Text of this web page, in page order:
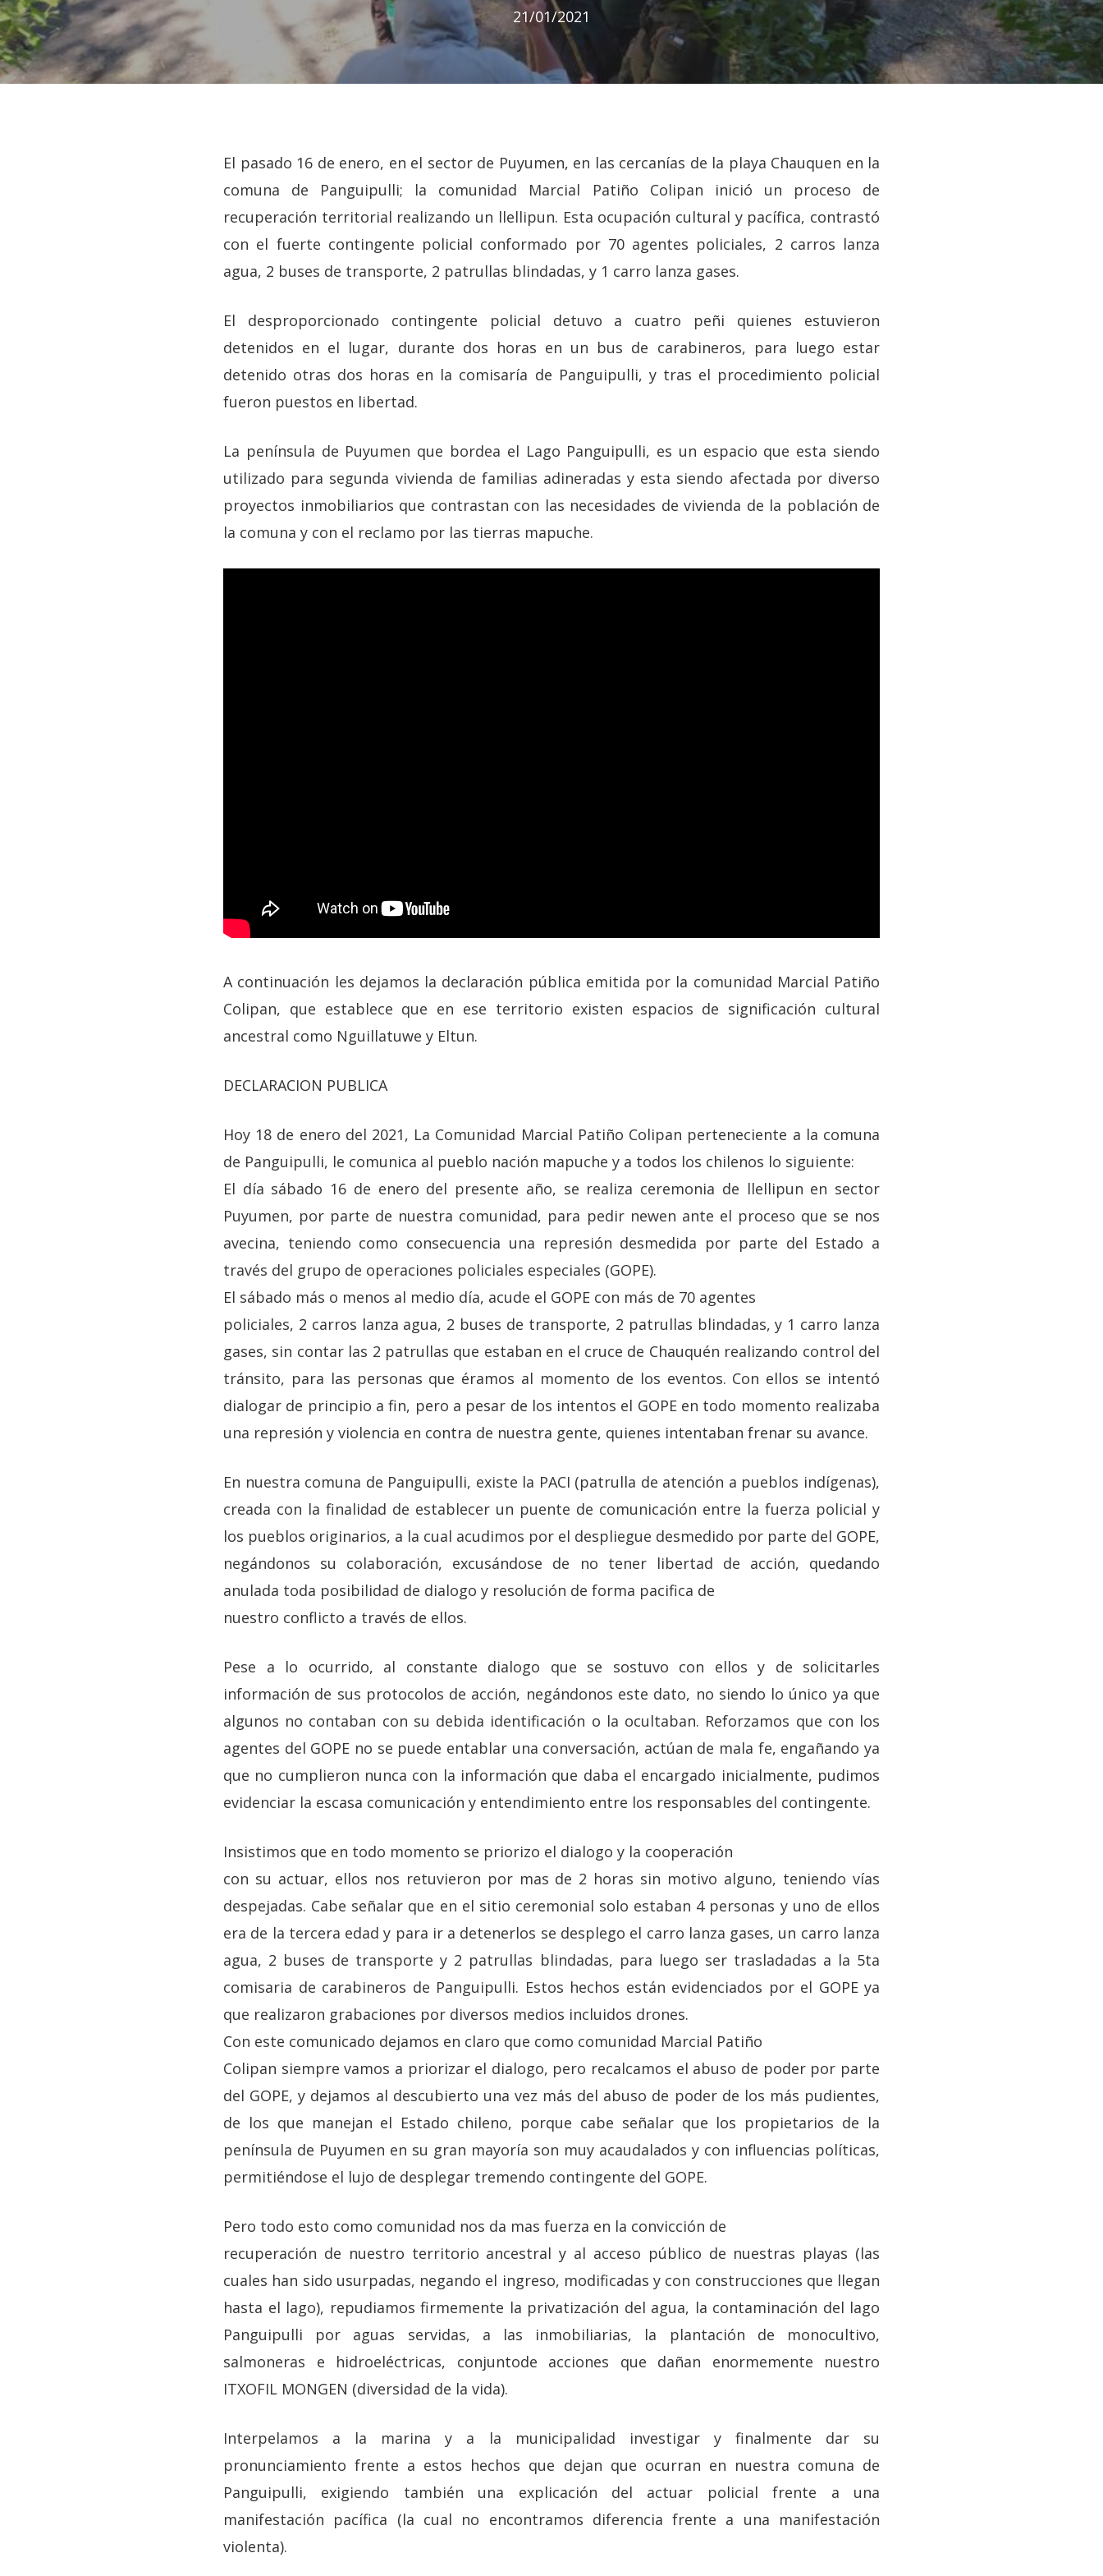
Hit enter to search or ESC to close
21/01/2021
El pasado 16 de enero, en el sector de Puyumen, en las cercanías de la playa Chauquen en la
comuna de Panguipulli; la comunidad Marcial Patiño Colipan inició un proceso de
recuperación territorial realizando un llellipun. Esta ocupación cultural y pacífica, contrastó
con el fuerte contingente policial conformado por 70 agentes policiales, 2 carros lanza
agua, 2 buses de transporte, 2 patrullas blindadas, y 1 carro lanza gases.
El desproporcionado contingente policial detuvo a cuatro peñi quienes estuvieron
detenidos en el lugar, durante dos horas en un bus de carabineros, para luego estar
detenido otras dos horas en la comisaría de Panguipulli, y tras el procedimiento policial
fueron puestos en libertad.
La península de Puyumen que bordea el Lago Panguipulli, es un espacio que esta siendo
utilizado para segunda vivienda de familias adineradas y esta siendo afectada por diverso
proyectos inmobiliarios que contrastan con las necesidades de vivienda de la población de
la comuna y con el reclamo por las tierras mapuche.
A continuación les dejamos la declaración pública emitida por la comunidad Marcial Patiño
Colipan, que establece que en ese territorio existen espacios de significación cultural
ancestral como Nguillatuwe y Eltun.
DECLARACION PUBLICA
Hoy 18 de enero del 2021, La Comunidad Marcial Patiño Colipan perteneciente a la comuna
de Panguipulli, le comunica al pueblo nación mapuche y a todos los chilenos lo siguiente:
El día sábado 16 de enero del presente año, se realiza ceremonia de llellipun en sector
Puyumen, por parte de nuestra comunidad, para pedir newen ante el proceso que se nos
avecina, teniendo como consecuencia una represión desmedida por parte del Estado a
través del grupo de operaciones policiales especiales (GOPE).
El sábado más o menos al medio día, acude el GOPE con más de 70 agentes
policiales, 2 carros lanza agua, 2 buses de transporte, 2 patrullas blindadas, y 1 carro lanza
gases, sin contar las 2 patrullas que estaban en el cruce de Chauquén realizando control del
tránsito, para las personas que éramos al momento de los eventos. Con ellos se intentó
dialogar de principio a fin, pero a pesar de los intentos el GOPE en todo momento realizaba
una represión y violencia en contra de nuestra gente, quienes intentaban frenar su avance.
En nuestra comuna de Panguipulli, existe la PACI (patrulla de atención a pueblos indígenas),
creada con la finalidad de establecer un puente de comunicación entre la fuerza policial y
los pueblos originarios, a la cual acudimos por el despliegue desmedido por parte del GOPE,
negándonos su colaboración, excusándose de no tener libertad de acción, quedando
anulada toda posibilidad de dialogo y resolución de forma pacifica de
nuestro conflicto a través de ellos.
Pese a lo ocurrido, al constante dialogo que se sostuvo con ellos y de solicitarles
información de sus protocolos de acción, negándonos este dato, no siendo lo único ya que
algunos no contaban con su debida identificación o la ocultaban. Reforzamos que con los
agentes del GOPE no se puede entablar una conversación, actúan de mala fe, engañando ya
que no cumplieron nunca con la información que daba el encargado inicialmente, pudimos
evidenciar la escasa comunicación y entendimiento entre los responsables del contingente.
Insistimos que en todo momento se priorizo el dialogo y la cooperación
con su actuar, ellos nos retuvieron por mas de 2 horas sin motivo alguno, teniendo vías
despejadas. Cabe señalar que en el sitio ceremonial solo estaban 4 personas y uno de ellos
era de la tercera edad y para ir a detenerlos se desplego el carro lanza gases, un carro lanza
agua, 2 buses de transporte y 2 patrullas blindadas, para luego ser trasladadas a la 5ta
comisaria de carabineros de Panguipulli. Estos hechos están evidenciados por el GOPE ya
que realizaron grabaciones por diversos medios incluidos drones.
Con este comunicado dejamos en claro que como comunidad Marcial Patiño
Colipan siempre vamos a priorizar el dialogo, pero recalcamos el abuso de poder por parte
del GOPE, y dejamos al descubierto una vez más del abuso de poder de los más pudientes,
de los que manejan el Estado chileno, porque cabe señalar que los propietarios de la
península de Puyumen en su gran mayoría son muy acaudalados y con influencias políticas,
permitiéndose el lujo de desplegar tremendo contingente del GOPE.
Pero todo esto como comunidad nos da mas fuerza en la convicción de
recuperación de nuestro territorio ancestral y al acceso público de nuestras playas (las
cuales han sido usurpadas, negando el ingreso, modificadas y con construcciones que llegan
hasta el lago), repudiamos firmemente la privatización del agua, la contaminación del lago
Panguipulli por aguas servidas, a las inmobiliarias, la plantación de monocultivo,
salmoneras e hidroeléctricas, conjuntode acciones que dañan enormemente nuestro
ITXOFIL MONGEN (diversidad de la vida).
Interpelamos a la marina y a la municipalidad investigar y finalmente dar su
pronunciamiento frente a estos hechos que dejan que ocurran en nuestra comuna de
Panguipulli, exigiendo también una explicación del actuar policial frente a una
manifestación pacífica (la cual no encontramos diferencia frente a una manifestación
violenta).